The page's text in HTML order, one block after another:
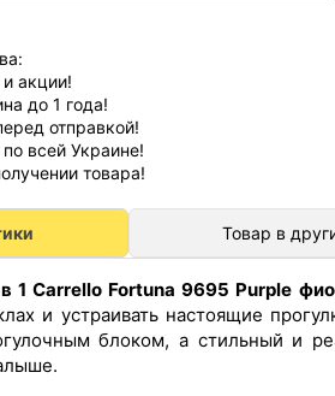
акции!
до 1 года!
отправкой!
всей Украине!
товара!
Товар в
1 Carrello Fortuna 9695 Purple
и устраивать настоящие
блоком, а стильный и